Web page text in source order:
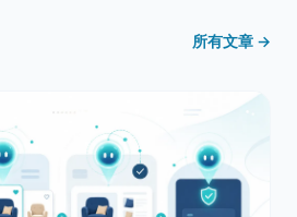
所有文章 →